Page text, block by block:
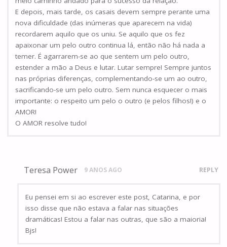
E depois, mais tarde, os casais devem sempre perante uma
nova dificuldade (das inúmeras que aparecem na vida)
recordarem aquilo que os uniu. Se aquilo que os fez
apaixonar um pelo outro continua lá, então não há nada a
temer. É agarrarem-se ao que sentem um pelo outro,
estender a mão a Deus e lutar. Lutar sempre! Sempre juntos
nas próprias diferenças, complementando-se um ao outro,
sacrificando-se um pelo outro. Sem nunca esquecer o mais
importante: o respeito um pelo o outro (e pelos filhos!) e o
AMOR!
O AMOR resolve tudo!
Teresa Power 9 ANOS AGO REPLY
Eu pensei em si ao escrever este post, Catarina, e por
isso disse que não estava a falar nas situações
dramáticas! Estou a falar nas outras, que são a maioria!
Bjs!